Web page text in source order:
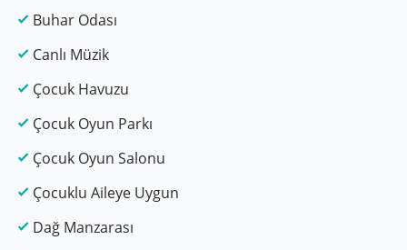
Buhar Odası
Canlı Müzik
Çocuk Havuzu
Çocuk Oyun Parkı
Çocuk Oyun Salonu
Çocuklu Aileye Uygun
Dağ Manzarası